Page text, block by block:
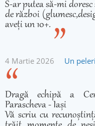
S-ar putea să-mi
de război
aveți un 10+.
4 Martie 2026 Un
Dragă echipă a
Parascheva - Iași
Vă scriu cu